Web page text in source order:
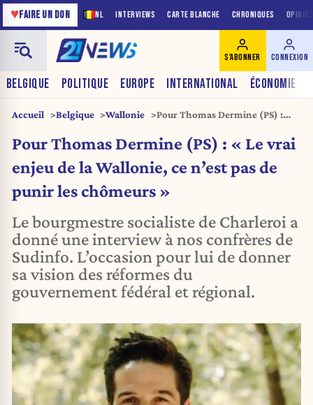
NL INTERVIEWS CARTE BLANCHE CHRONIQUES
♥FAIRE UN DON
BELGIQUE POLITIQUE EUROPE INTERNATIONAL ÉCONOMIE
S'ABONNER CONNEXION
Accueil Belgique Wallonie
Pour Thomas Dermine (PS) :
n’est pas de punir les
chômeurs »
Pour Thomas Dermine (PS) : « Le vrai
enjeu de la Wallonie, ce n’est pas de
punir les chômeurs »
Le bourgmestre socialiste de Charleroi a
donné une interview à nos confrères de
Sudinfo. L’occasion pour lui de donner
sa vision des réformes du
gouvernement fédéral et régional.